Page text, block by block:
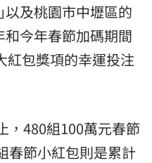
及桃園市中壢區的
和今年春節加碼期間
紅包獎項的幸運投注
，480組100萬元春節
春節小紅包則是累計